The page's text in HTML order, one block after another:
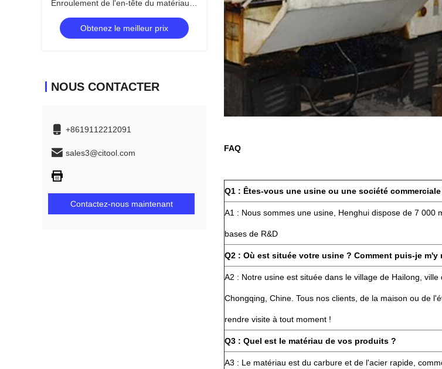
Enroulement de l'en-tête du matériau
de finition Deuxième poinçon de
revêtement en fer blanc Polissage de
surface
Obtenez le meilleur prix
NOUS CONTACTER
+8619112212091
sales3@citool.com
Contactez-nous maintenant
FAQ
Q1 : Êtes-vous une usine ou une société commerciale
A1 : Nous sommes une usine, Henghui dispose de 7 000
bases de R&D
Q2 : Où est située votre usine ? Comment puis-je m'y
A2 : Notre usine est située dans le village de Hailong,
Chongqing, Chine. Tous nos clients, de la maison ou de
rendre visite à tout moment !
Q3 : Quel est le matériau de vos produits ?
A3 : Le matériau est du carbure et de l'acier rapide,